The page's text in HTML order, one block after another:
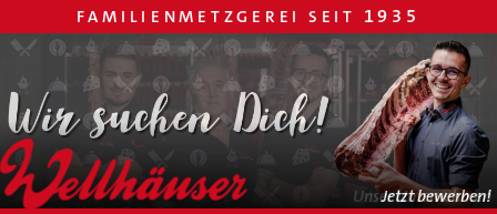
FAMILIENMETZGEREI SEIT 1935
Zu den Filialen
Unser Unternehmen
Jetzt bewerben!
Wochenangebote
Monatsangebote